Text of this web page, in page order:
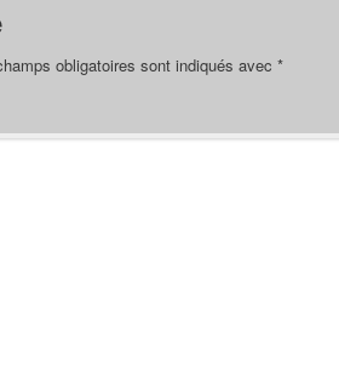
obligatoires sont indiqués avec *